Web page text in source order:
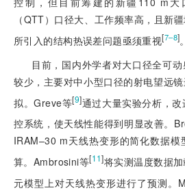
（QTT）口径大、工作频率高，且新
所引入的结构热误差问题亟须重视[7–8]。
目前，国内外学者对大口径全可
较少，主要对中小型口径的射电望远
拟。Greve等[9]通过大量实验分析，
控系统，使天线性能得到明显改善。
IRAM–30 m天线热变形的简化数据
算。Ambrosini等[11]将实测温度数据
元模型上对天线热变形进行了预测。